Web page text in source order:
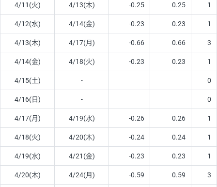
4/11(火) 4/13(木) -0.25 0.25 1
4/12(水) 4/14(金) -0.23 0.23 1
4/13(木) 4/17(月) -0.66 0.66 3
4/14(金) 4/18(火) -0.23 0.23 1
4/15(土) - 0
4/16(日) - 0
4/17(月) 4/19(水) -0.26 0.26 1
4/18(火) 4/20(木) -0.24 0.24 1
4/19(水) 4/21(金) -0.23 0.23 1
4/20(木) 4/24(月) -0.59 0.59 3